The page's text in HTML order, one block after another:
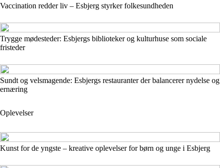
Vaccination redder liv – Esbjerg styrker folkesundheden
Trygge mødesteder: Esbjergs biblioteker og kulturhuse som sociale
fristeder
Sundt og velsmagende: Esbjergs restauranter der balancerer nydelse og
ernæring
Oplevelser
Kunst for de yngste – kreative oplevelser for børn og unge i Esbjerg